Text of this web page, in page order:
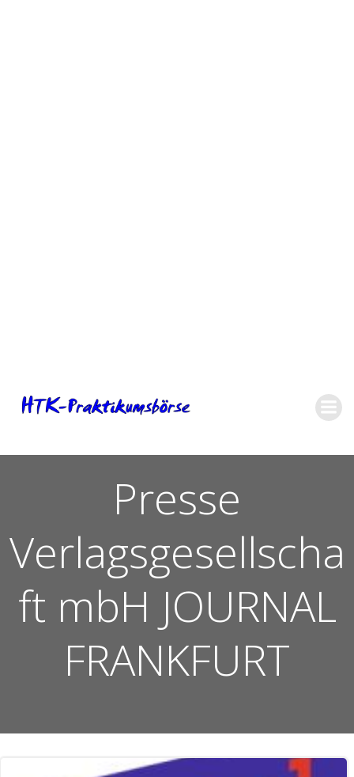
springen
Presse
Verlagsgesellscha
ft mbH JOURNAL
FRANKFURT